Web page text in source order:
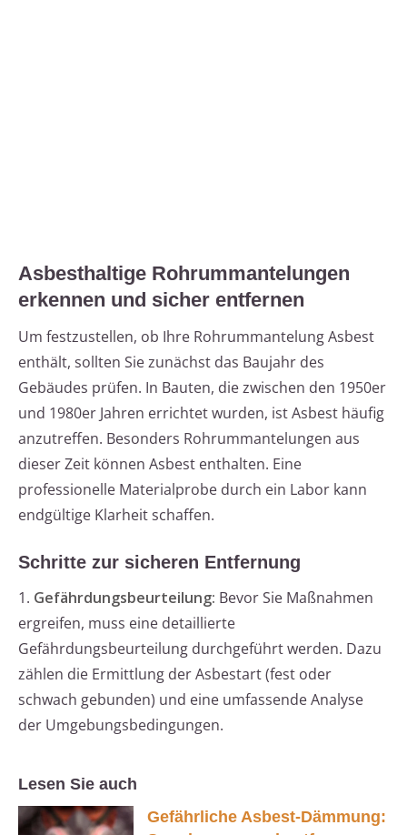
Asbesthaltige Rohrummantelungen
erkennen und sicher entfernen
Um festzustellen, ob Ihre Rohrummantelung Asbest
enthält, sollten Sie zunächst das Baujahr des
Gebäudes prüfen. In Bauten, die zwischen den 1950er
und 1980er Jahren errichtet wurden, ist Asbest häufig
anzutreffen. Besonders Rohrummantelungen aus
dieser Zeit können Asbest enthalten. Eine
professionelle Materialprobe durch ein Labor kann
endgültige Klarheit schaffen.
Schritte zur sicheren Entfernung
1. Gefährdungsbeurteilung: Bevor Sie Maßnahmen
ergreifen, muss eine detaillierte
Gefährdungsbeurteilung durchgeführt werden. Dazu
zählen die Ermittlung der Asbestart (fest oder
schwach gebunden) und eine umfassende Analyse
der Umgebungsbedingungen.
Lesen Sie auch
Gefährliche Asbest-Dämmung: